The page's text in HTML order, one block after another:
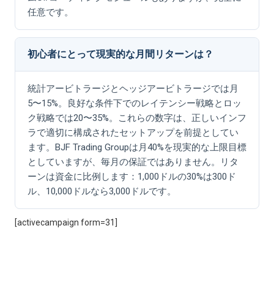
任意です。
初心者にとって現実的な月間リターンは？
統計アービトラージとヘッジアービトラージでは月
5〜15%。良好な条件下でのレイテンシー戦略とロッ
ク戦略では20〜35%。これらの数字は、正しいインフ
ラで適切に構成されたセットアップを前提としてい
ます。BJF Trading Groupは月40%を現実的な上限目標
としていますが、毎月の保証ではありません。リタ
ーンは資金に比例します：1,000ドルの30%は300ド
ル、10,000ドルなら3,000ドルです。
[activecampaign form=31]